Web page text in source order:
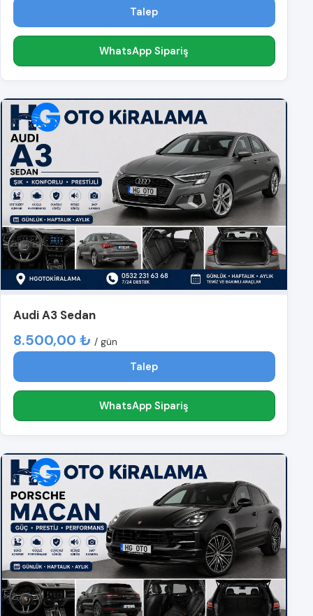
Talep
WhatsApp Sipariş
Audi A3 Sedan
8.500,00 ₺ / gün
Talep
WhatsApp Sipariş